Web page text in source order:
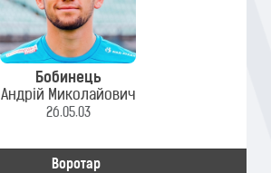
Бобинець
Андрій Миколайович
26.05.03
Воротар